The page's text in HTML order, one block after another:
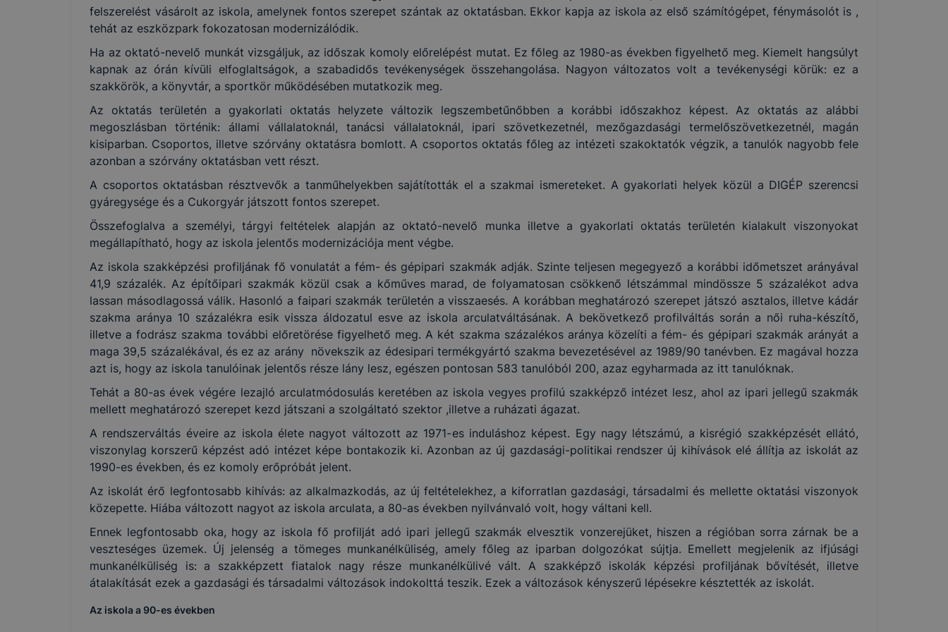
felszerelést vásárolt az iskola, amelynek fontos szerepet szántak az oktatásban. Ekkor kapja az iskola az első számítógépet, fénymásolót is ,
tehát az eszközpark fokozatosan modernizálódik.
Ha az oktató-nevelő munkát vizsgáljuk, az időszak komoly előrelépést mutat. Ez főleg az 1980-as években figyelhető meg. Kiemelt hangsúlyt
kapnak az órán kívüli elfoglaltságok, a szabadidős tevékenységek összehangolása. Nagyon változatos volt a tevékenységi körük: ez a
szakkörök, a könyvtár, a sportkör működésében mutatkozik meg.
Az oktatás területén a gyakorlati oktatás helyzete változik legszembetűnőbben a korábbi időszakhoz képest. Az oktatás az alábbi
megoszlásban történik: állami vállalatoknál, tanácsi vállalatoknál, ipari szövetkezetnél, mezőgazdasági termelőszövetkezetnél, magán
kisiparban. Csoportos, illetve szórvány oktatásra bomlott. A csoportos oktatás főleg az intézeti szakoktatók végzik, a tanulók nagyobb fele
azonban a szórvány oktatásban vett részt.
A csoportos oktatásban résztvevők a tanműhelyekben sajátították el a szakmai ismereteket. A gyakorlati helyek közül a DIGÉP szerencsi
gyáregysége és a Cukorgyár játszott fontos szerepet.
Összefoglalva a személyi, tárgyi feltételek alapján az oktató-nevelő munka illetve a gyakorlati oktatás területén kialakult viszonyokat
megállapítható, hogy az iskola jelentős modernizációja ment végbe.
Az iskola szakképzési profiljának fő vonulatát a fém- és gépipari szakmák adják. Szinte teljesen megegyező a korábbi időmetszet arányával
41,9 százalék. Az építőipari szakmák közül csak a kőműves marad, de folyamatosan csökkenő létszámmal mindössze 5 százalékot adva
lassan másodlagossá válik. Hasonló a faipari szakmák területén a visszaesés. A korábban meghatározó szerepet játszó asztalos, illetve kádár
szakma aránya 10 százalékra esik vissza áldozatul esve az iskola arculatváltásának. A bekövetkező profilváltás során a női ruha-készítő,
illetve a fodrász szakma további előretörése figyelhető meg. A két szakma százalékos aránya közelíti a fém- és gépipari szakmák arányát a
maga 39,5 százalékával, és ez az arány növekszik az édesipari termékgyártó szakma bevezetésével az 1989/90 tanévben. Ez magával hozza
azt is, hogy az iskola tanulóinak jelentős része lány lesz, egészen pontosan 583 tanulóból 200, azaz egyharmada az itt tanulóknak.
Tehát a 80-as évek végére lezajló arculatmódosulás keretében az iskola vegyes profilú szakképző intézet lesz, ahol az ipari jellegű szakmák
mellett meghatározó szerepet kezd játszani a szolgáltató szektor ,illetve a ruházati ágazat.
A rendszerváltás éveire az iskola élete nagyot változott az 1971-es induláshoz képest. Egy nagy létszámú, a kisrégió szakképzését ellátó,
viszonylag korszerű képzést adó intézet képe bontakozik ki. Azonban az új gazdasági-politikai rendszer új kihívások elé állítja az iskolát az
1990-es években, és ez komoly erőpróbát jelent.
Az iskolát érő legfontosabb kihívás: az alkalmazkodás, az új feltételekhez, a kiforratlan gazdasági, társadalmi és mellette oktatási viszonyok
közepette. Hiába változott nagyot az iskola arculata, a 80-as években nyilvánvaló volt, hogy váltani kell.
Ennek legfontosabb oka, hogy az iskola fő profilját adó ipari jellegű szakmák elvesztik vonzerejüket, hiszen a régióban sorra zárnak be a
veszteséges üzemek. Új jelenség a tömeges munkanélküliség, amely főleg az iparban dolgozókat sújtja. Emellett megjelenik az ifjúsági
munkanélküliség is: a szakképzett fiatalok nagy része munkanélkülivé vált. A szakképző iskolák képzési profiljának bővítését, illetve
átalakítását ezek a gazdasági és társadalmi változások indokolttá teszik. Ezek a változások kényszerű lépésekre késztették az iskolát.
Az iskola a 90-es években
böngészőjében.